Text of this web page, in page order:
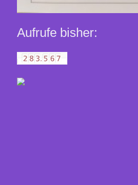
Aufrufe bisher: